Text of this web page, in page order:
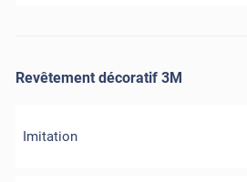
Revêtement décoratif 3M
Imitation